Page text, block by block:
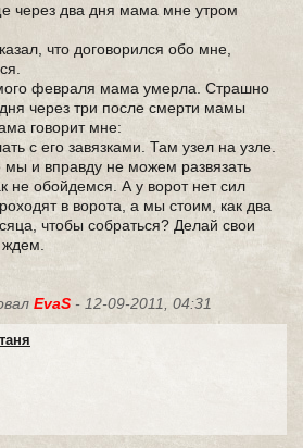
через два дня мама мне утром
что договорился обо мне,
февраля мама умерла. Страшно
через три после смерти мамы
говорит мне:
с его завязками. Там узел на узле.
и вправду не можем развязать
не обойдемся. А у ворот нет сил
в ворота, а мы стоим, как два
чтобы собраться? Делай свои
EvaS - 12-09-2011, 04:31